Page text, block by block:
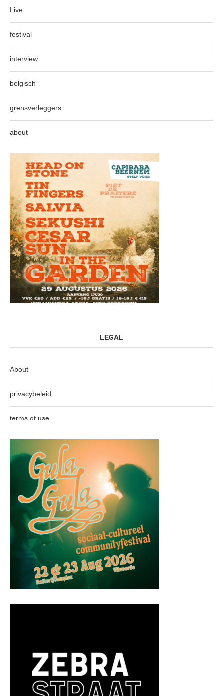
Live
festival
interview
belgisch
grensverleggers
about
LEGAL
About
privacybeleid
terms of use